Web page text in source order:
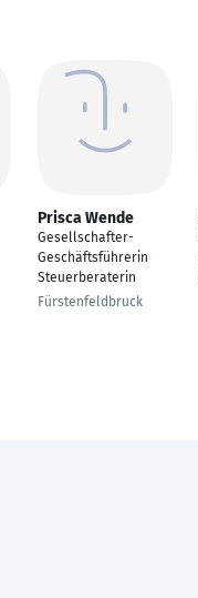
Prisca Wende
Gesellschafter-
Geschäftsführerin
Steuerberaterin
Fürstenfeldbruck